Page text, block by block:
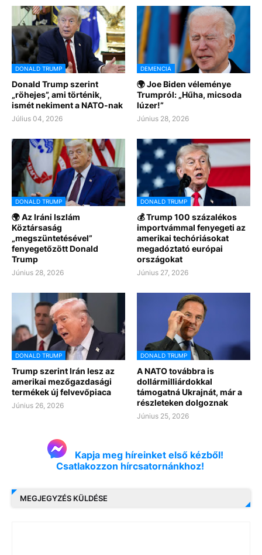
DONALD TRUMP
Donald Trump szerint
„röhejes”, ami történik,
ismét nekiment a NATO-nak
Július 04, 2026
DEMENCIA
🌍 Joe Biden véleménye
Trumpról: „Hűha, micsoda
lúzer!”
Június 28, 2026
DONALD TRUMP
🌍 Az Iráni Iszlám
Köztársaság
„megszüntetésével”
fenyegetőzött Donald
Trump
Június 28, 2026
DONALD TRUMP
💰 Trump 100 százalékos
importvámmal fenyegeti az
amerikai techóriásokat
megadóztató európai
országokat
Június 27, 2026
DONALD TRUMP
Trump szerint Irán lesz az
amerikai mezőgazdasági
termékek új felvevőpiaca
Június 26, 2026
DONALD TRUMP
A NATO továbbra is
dollármilliárdokkal
támogatná Ukrajnát, már a
részleteken dolgoznak
Június 25, 2026
Kapja meg híreinket első kézből!
Csatlakozzon hírcsatornánkhoz!
MEGJEGYZÉS KÜLDÉSE